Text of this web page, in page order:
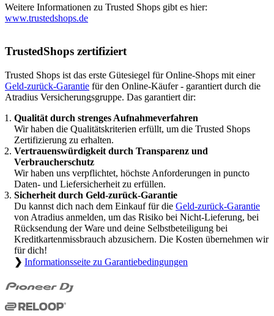
Weitere Informationen zu Trusted Shops gibt es hier:
www.trustedshops.de
TrustedShops zertifiziert
Trusted Shops ist das erste Gütesiegel für Online-Shops mit einer
Geld-zurück-Garantie für den Online-Käufer - garantiert durch die
Atradius Versicherungsgruppe. Das garantiert dir:
Qualität durch strenges Aufnahmeverfahren
Wir haben die Qualitätskriterien erfüllt, um die Trusted Shops
Zertifizierung zu erhalten.
Vertrauenswürdigkeit durch Transparenz und
Verbraucherschutz
Wir haben uns verpflichtet, höchste Anforderungen in puncto
Daten- und Liefersicherheit zu erfüllen.
Sicherheit durch Geld-zurück-Garantie
Du kannst dich nach dem Einkauf für die Geld-zurück-Garantie
von Atradius anmelden, um das Risiko bei Nicht-Lieferung, bei
Rücksendung der Ware und deine Selbstbeteiligung bei
Kreditkartenmissbrauch abzusichern. Die Kosten übernehmen wir
für dich!
❯ Informationsseite zu Garantiebedingungen